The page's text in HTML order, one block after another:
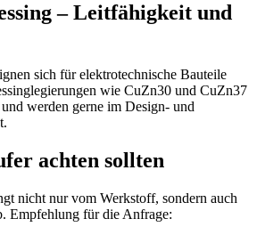
– Leitfähigkeit und
sich für elektrotechnische Bauteile
wie CuZn30 und CuZn37
werden gerne im Design- und
achten sollten
nicht nur vom Werkstoff, sondern auch
Empfehlung für die Anfrage: